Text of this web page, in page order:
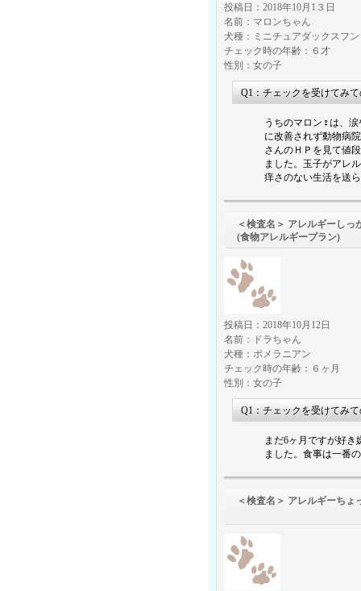
投稿日：2018年10月1３日
名前：マロンちゃん
犬種：ミニチュアダックスフ
チェック時の年齢：６才
性別：女の子
Q1：チェックを受けてみ
うちのマロン♀は、
に改善されず動物病
さんのＨＰを見て値
ました。玉子がアレ
痒さのない生活を送
＜検査名＞ アレルギーし
(食物アレルギープラン)
投稿日：2018年10月12日
名前：ドラちゃん
犬種：ポメラニアン
チェック時の年齢：６ヶ月
性別：女の子
Q1：チェックを受けてみ
まだ6ヶ月ですが好
ました。食事は一番
＜検査名＞ アレルギーち